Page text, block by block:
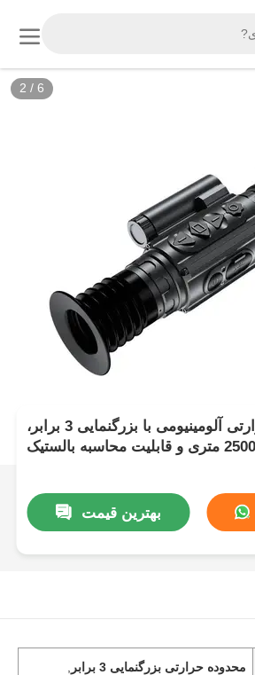
2 / 6
دوربین حرارتی آلومینیومی با بزرگنمایی 3 برابر،
بهترین قیمت
محدوده حرارتی بزرگنمایی 3 برابر